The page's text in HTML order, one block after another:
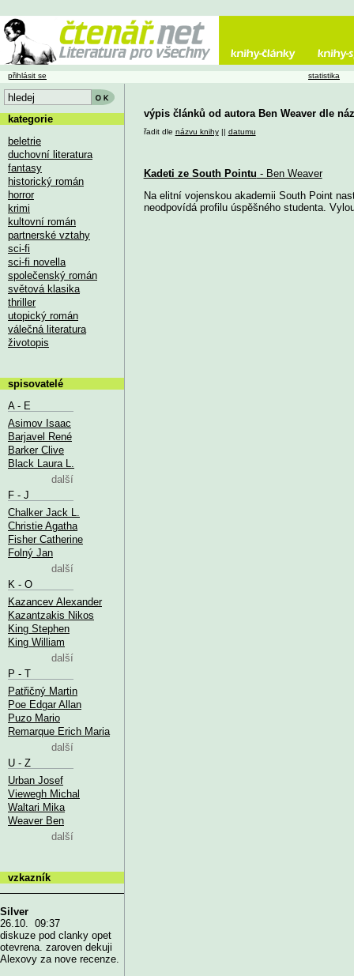
výpis článků od autora Ben Weaver dle
řadit dle názvu knihy|| datumu
Kadeti ze South Pointu - Ben Weaver
Na elitní vojenskou akademii South Point
neodpovídá profilu úspěšného studenta.
přihlásit se statistika
kategorie
beletrie
duchovní literatura
fantasy
historický román
horror
krimi
kultovní román
partnerské vztahy
sci-fi
sci-fi novella
společenský román
světová klasika
thriller
utopický román
válečná literatura
životopis
spisovatelé
A - E
Asimov Isaac
Barjavel René
Barker Clive
Black Laura L.
další
F - J
Chalker Jack L.
Christie Agatha
Fisher Catherine
Folný Jan
další
K - O
Kazancev Alexander
Kazantzakis Nikos
King Stephen
King William
další
P - T
Patřičný Martin
Poe Edgar Allan
Puzo Mario
Remarque Erich Maria
další
U - Z
Urban Josef
Viewegh Michal
Waltari Mika
Weaver Ben
další
vzkazník
Silver
26.10. 09:37
diskuze pod clanky opet
otevrena. zaroven dekuji
Alexovy za nove recenze.